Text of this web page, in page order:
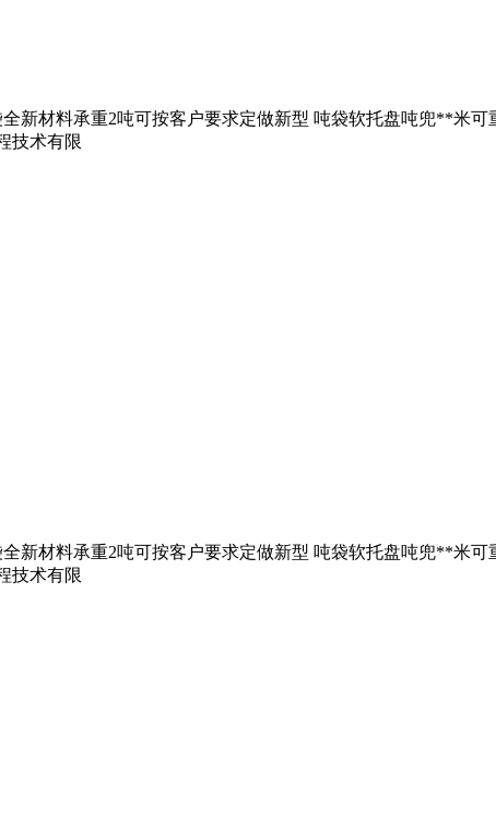
新材料承重2吨可按客户要求定做新型 吨袋软托盘吨兜**米可
技术有限
新材料承重2吨可按客户要求定做新型 吨袋软托盘吨兜**米可
技术有限